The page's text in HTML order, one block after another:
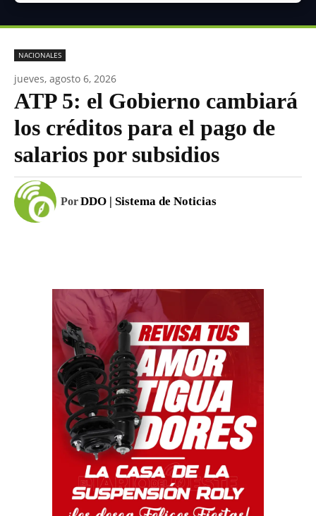
NACIONALES
jueves, agosto 6, 2026
ATP 5: el Gobierno cambiará
los créditos para el pago de
salarios por subsidios
PorDDO | Sistema de Noticias